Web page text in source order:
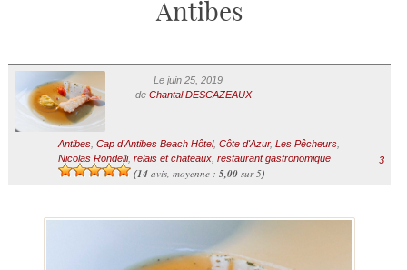
Antibes
Le juin 25, 2019
de Chantal DESCAZEAUX
Antibes, Cap d'Antibes Beach Hôtel, Côte d'Azur, Les Pêcheurs,
Nicolas Rondelli, relais et chateaux, restaurant gastronomique
(14avis, moyenne : 5,00sur 5)
3